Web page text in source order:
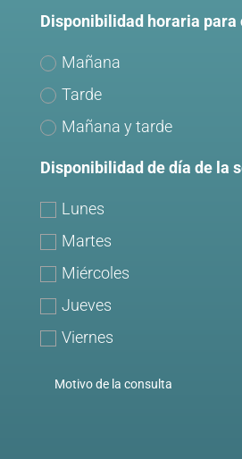
Disponibilidad horaria para
Mañana
Tarde
Mañana y tarde
Disponibilidad de día de la
Lunes
Martes
Miércoles
Jueves
Viernes